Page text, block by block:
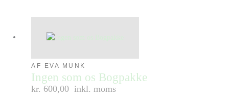
AF EVA MUNK
Ingen som os Bogpakke
kr. 600,00 inkl. moms